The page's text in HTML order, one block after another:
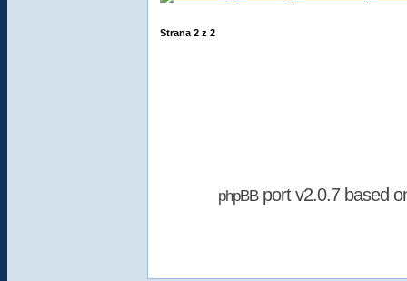
Strana 2 z 2
phpBBport v2.0.7 based